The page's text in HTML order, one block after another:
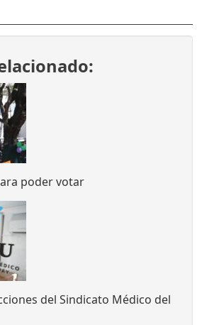
poder votar
del Sindicato Médico del